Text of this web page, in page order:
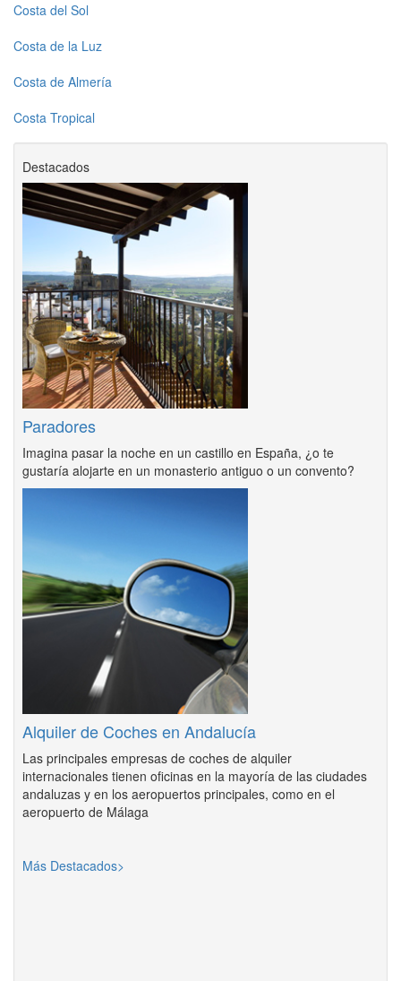
Costa del Sol
Costa de la Luz
Costa de Almería
Costa Tropical
Destacados
Paradores
Imagina pasar la noche en un castillo en España, ¿o te
gustaría alojarte en un monasterio antiguo o un convento?
Alquiler de Coches en Andalucía
Las principales empresas de coches de alquiler
internacionales tienen oficinas en la mayoría de las ciudades
andaluzas y en los aeropuertos principales, como en el
aeropuerto de Málaga
Más Destacados>